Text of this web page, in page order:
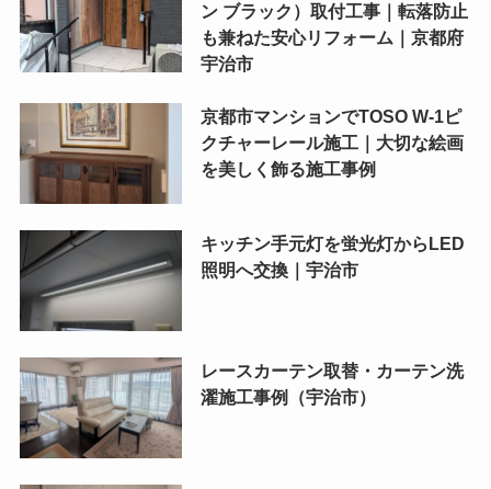
ン ブラック）取付工事｜転落防止
も兼ねた安心リフォーム｜京都府
宇治市
京都市マンションでTOSO W-1ピ
クチャーレール施工｜大切な絵画
を美しく飾る施工事例
キッチン手元灯を蛍光灯からLED
照明へ交換｜宇治市
レースカーテン取替・カーテン洗
濯施工事例（宇治市）